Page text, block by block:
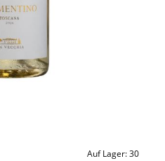
Auf Lager:30